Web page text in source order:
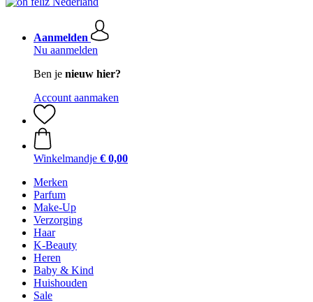
Aanmelden
Nu aanmelden
Ben je nieuw hier?
Account aanmaken
Winkelmandje € 0,00
Merken
Parfum
Make-Up
Verzorging
Haar
K-Beauty
Heren
Baby & Kind
Huishouden
Sale